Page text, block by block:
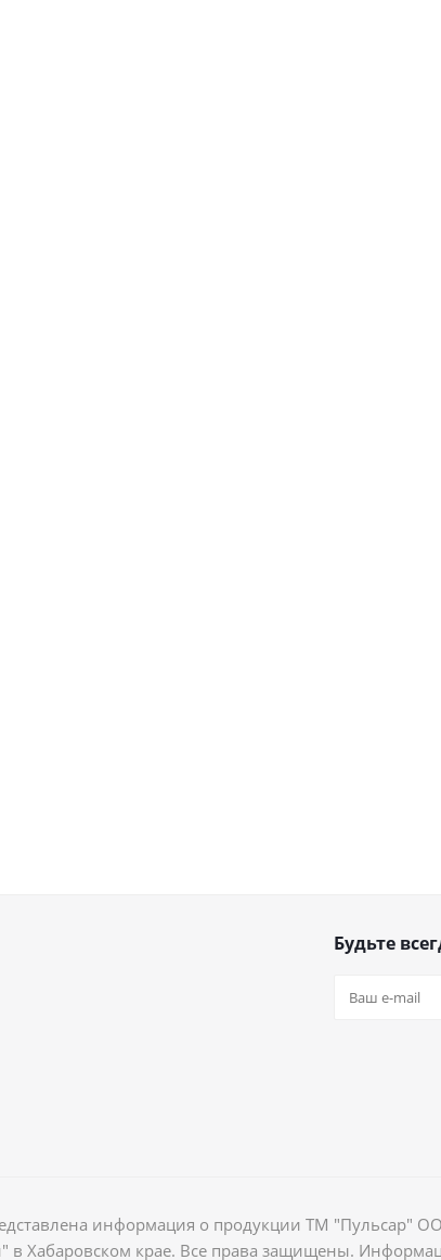
Будьте
информация о продукции ТМ "Пульсар"
Хабаровском крае. Все права защищены.